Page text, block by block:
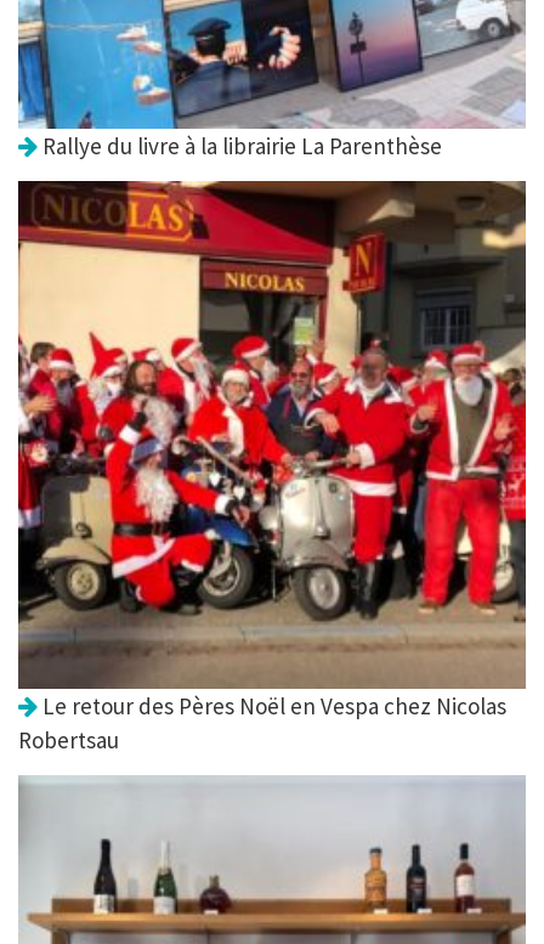
Rallye du livre à la librairie La Parenthèse
Le retour des Pères Noël en Vespa chez Nicolas
Robertsau